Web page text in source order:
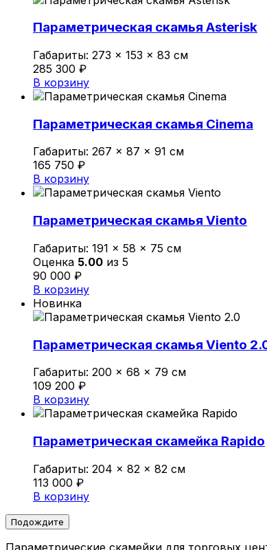
Параметрическая скамья Asterisk
Габариты: 273 × 153 × 83 см
285 300 ₽
В корзину
Параметрическая скамья Cinema
Габариты: 267 × 87 × 91 см
165 750 ₽
В корзину
Параметрическая скамья Viento
Габариты: 191 × 58 × 75 см
Оценка 5.00 из 5
90 000 ₽
В корзину
Новинка
Параметрическая скамья Viento
Габариты: 200 × 68 × 79 см
109 200 ₽
В корзину
Параметрическая скамейка Rapido
Габариты: 204 × 82 × 82 см
113 000 ₽
В корзину
Подождите
Параметрические скамейки для торговых